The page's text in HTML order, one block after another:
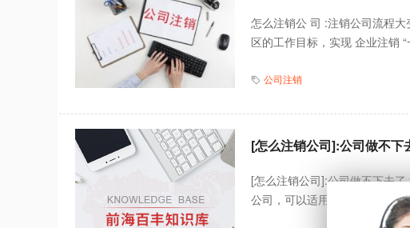
怎么注销公 司 :注销公司流程
区的工作目标，实现 企业注销
公司注销
[怎么注销公司]:公司做不
[怎么注销公司]:公司做不下去
公司，可以适用公司法规定的